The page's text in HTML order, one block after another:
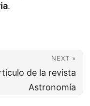
.
NEXT »
de la revista
Astronomía